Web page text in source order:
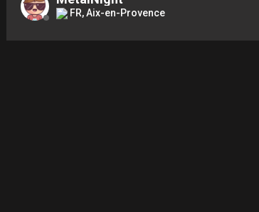
FR, Aix-en-Provence